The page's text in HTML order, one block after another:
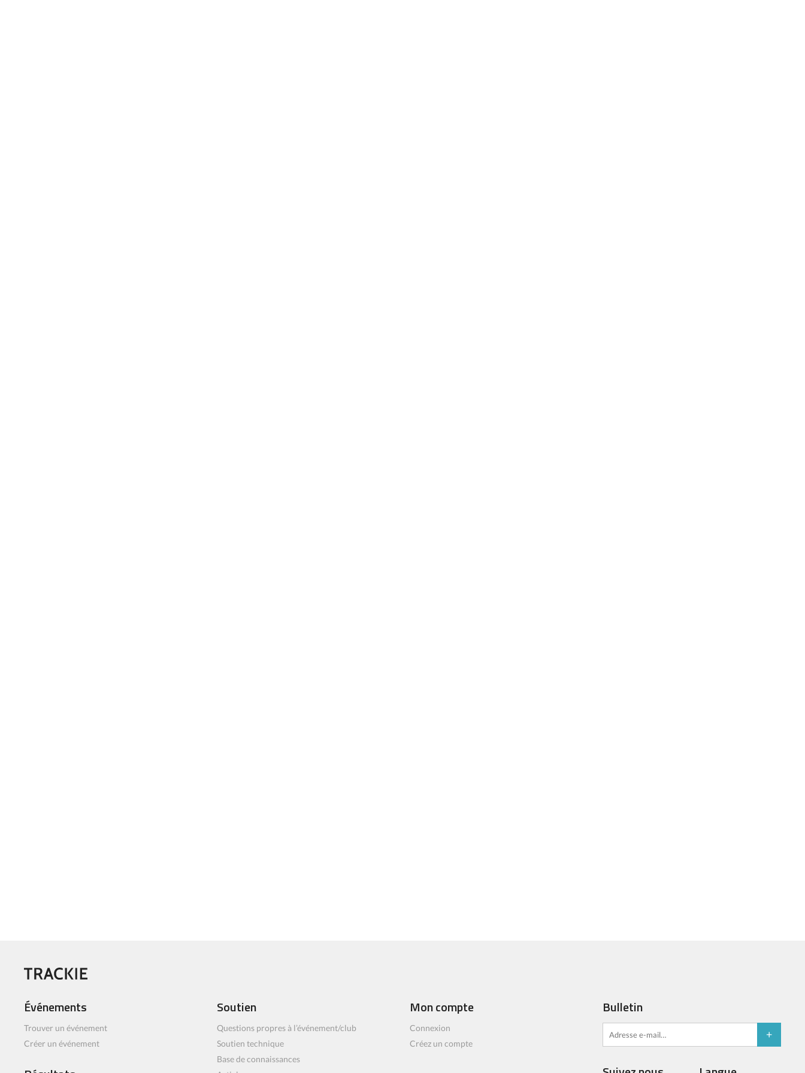
Événements
Trouver un événement
Créer un événement
Soutien
Questions propres à l’événement/club
Soutien technique
Base de connaissances
Mon compte
Connexion
Créez un compte
Bulletin